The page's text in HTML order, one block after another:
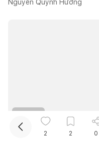
Nguyễn Quỳnh Hương
2 2 0